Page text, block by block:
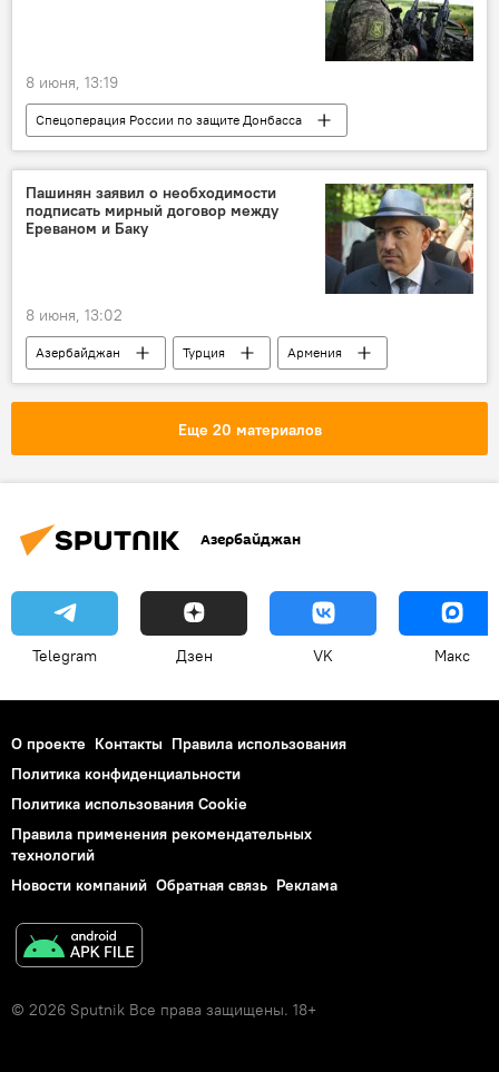
8 июня, 13:19
Спецоперация России по защите Донбасса
Россия
Украина
ВСУ
освобожденные территории
Пашинян заявил о необходимости
подписать мирный договор между
Ереваном и Баку
8 июня, 13:02
Азербайджан Турция
Армения
Никол Пашинян
Еще 20 материалов
Азербайджан
Telegram Дзен VK Макс
О проекте Контакты Правила использования
Политика конфиденциальности
Политика использования Cookie
Правила применения рекомендательных
технологий
Новости компаний Обратная связь Реклама
© 2026 Sputnik Все права защищены. 18+